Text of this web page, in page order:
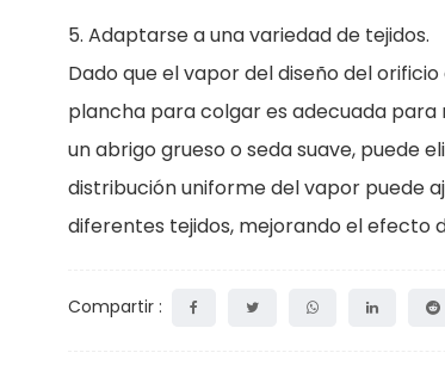
5. Adaptarse a una variedad de tejidos.
Dado que el vapor del diseño del
plancha para colgar es adecuada para
un abrigo grueso o seda suave, puede
distribución uniforme del vapor puede
diferentes tejidos, mejorando el efecto
Compartir :